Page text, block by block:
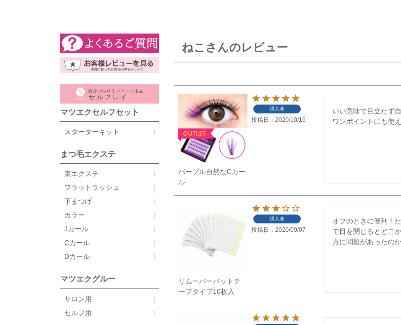
マツエクセルフセット
スターターキット
まつ毛エクステ
束エクステ
フラットラッシュ
下まつげ
カラー
Jカール
Cカール
Dカール
マツエクグルー
サロン用
セルフ用
ねこさんのレビュー
パープル自然なCカー
ル
購入者
投稿日 2020/10/16
いい意味で目立たず
ワンポイントにも使
リムーバーパットテ
ープタイプ10枚入
購入者
投稿日 2020/09/07
オフのときに便利！
で目を閉じるとどこ
方に問題があったの